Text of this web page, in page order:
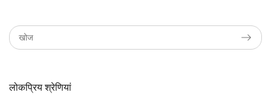
लोकप्रिय श्रेणियां